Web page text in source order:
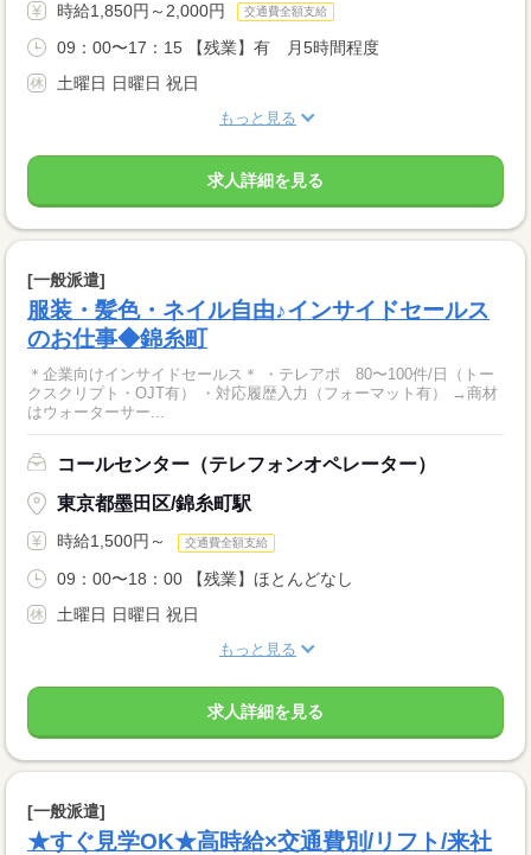
時給1,850円～2,000円 交通費全額支給
09：00〜17：15 【残業】有 月5時間程度
土曜日 日曜日 祝日
もっと見る
求人詳細を見る
[一般派遣]
服装・髪色・ネイル自由♪インサイドセールス
のお仕事◆錦糸町
＊企業向けインサイドセールス＊ ・テレアポ 80〜100件/日（トー
クスクリプト・OJT有） ・対応履歴入力（フォーマット有） →商材
はウォーターサー...
コールセンター（テレフォンオペレーター）
東京都墨田区/錦糸町駅
時給1,500円～ 交通費全額支給
09：00〜18：00 【残業】ほとんどなし
土曜日 日曜日 祝日
もっと見る
求人詳細を見る
[一般派遣]
★すぐ見学OK★高時給×交通費別/リフト/来社